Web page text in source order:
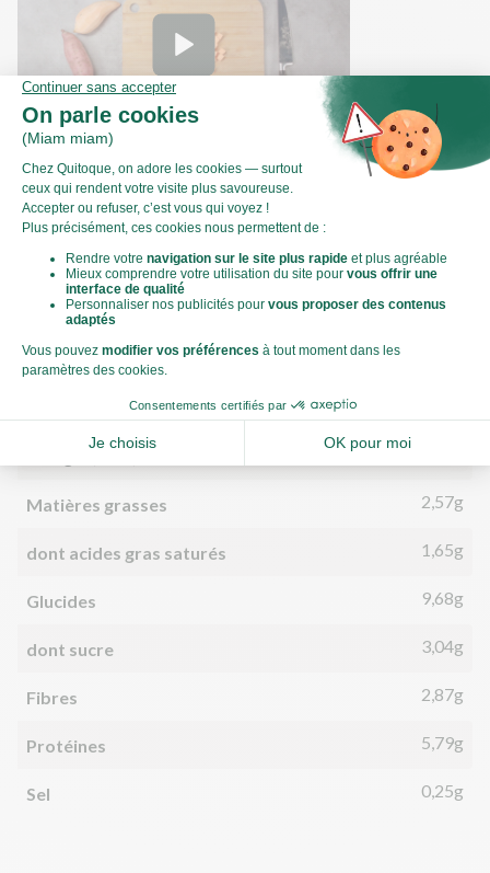
dés ?
Valeurs nutritionnelles
Par personne Pour 100g
110kCal
Matières grasses 2,57g
dont acides gras saturés 1,65g
Glucides 9,68g
dont sucre 3,04g
Fibres 2,87g
Protéines 5,79g
Sel 0,25g